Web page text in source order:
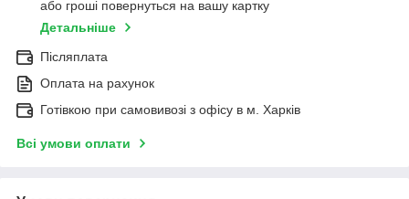
або гроші повернуться на вашу картку
Детальніше
Післяплата
Оплата на рахунок
Готівкою при самовивозі з офісу в м. Харків
Всі умови оплати